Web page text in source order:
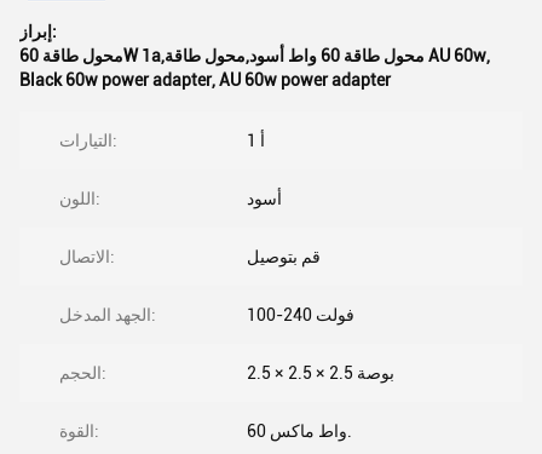
إبراز:
محول طاقة 60W 1a,محول طاقة 60 واط أسود,محول طاقة AU 60w,
Black 60w power adapter,AU 60w power adapter
التيارات: 1 أ
اللون: أسود
الاتصال: قم بتوصيل
الجهد المدخل: 100-240 فولت
الحجم: 2.5 × 2.5 × 2.5 بوصة
القوة: